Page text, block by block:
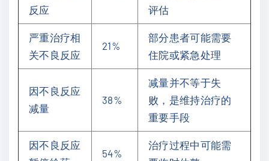
反应
评估
严重治疗相
关不良反应
21%
部分患者可能需要
住院或紧急处理
因不良反应
减量
38%
减量并不等于失
败，是维持治疗的
重要手段
因不良反应
54%
治疗过程中可能需